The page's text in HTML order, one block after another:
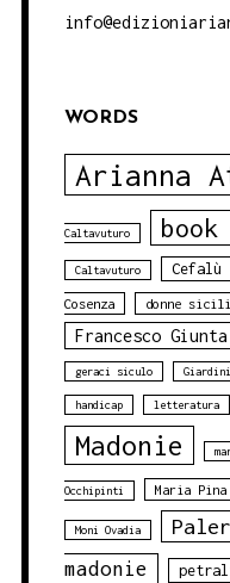
WORDS
Arianna
Caltavuturo book
Caltavuturo Cefalù
Cosenza donne
Francesco Giunta
geraci siculo Giardini
handicap letteratura
Madonie
Occhipinti Maria
Moni Ovadia
madonie